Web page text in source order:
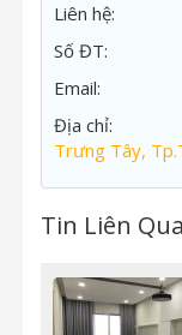
Liên hệ:
Số ĐT:
Email:
Địa chỉ:
Trưng Tây,
Tin Liên